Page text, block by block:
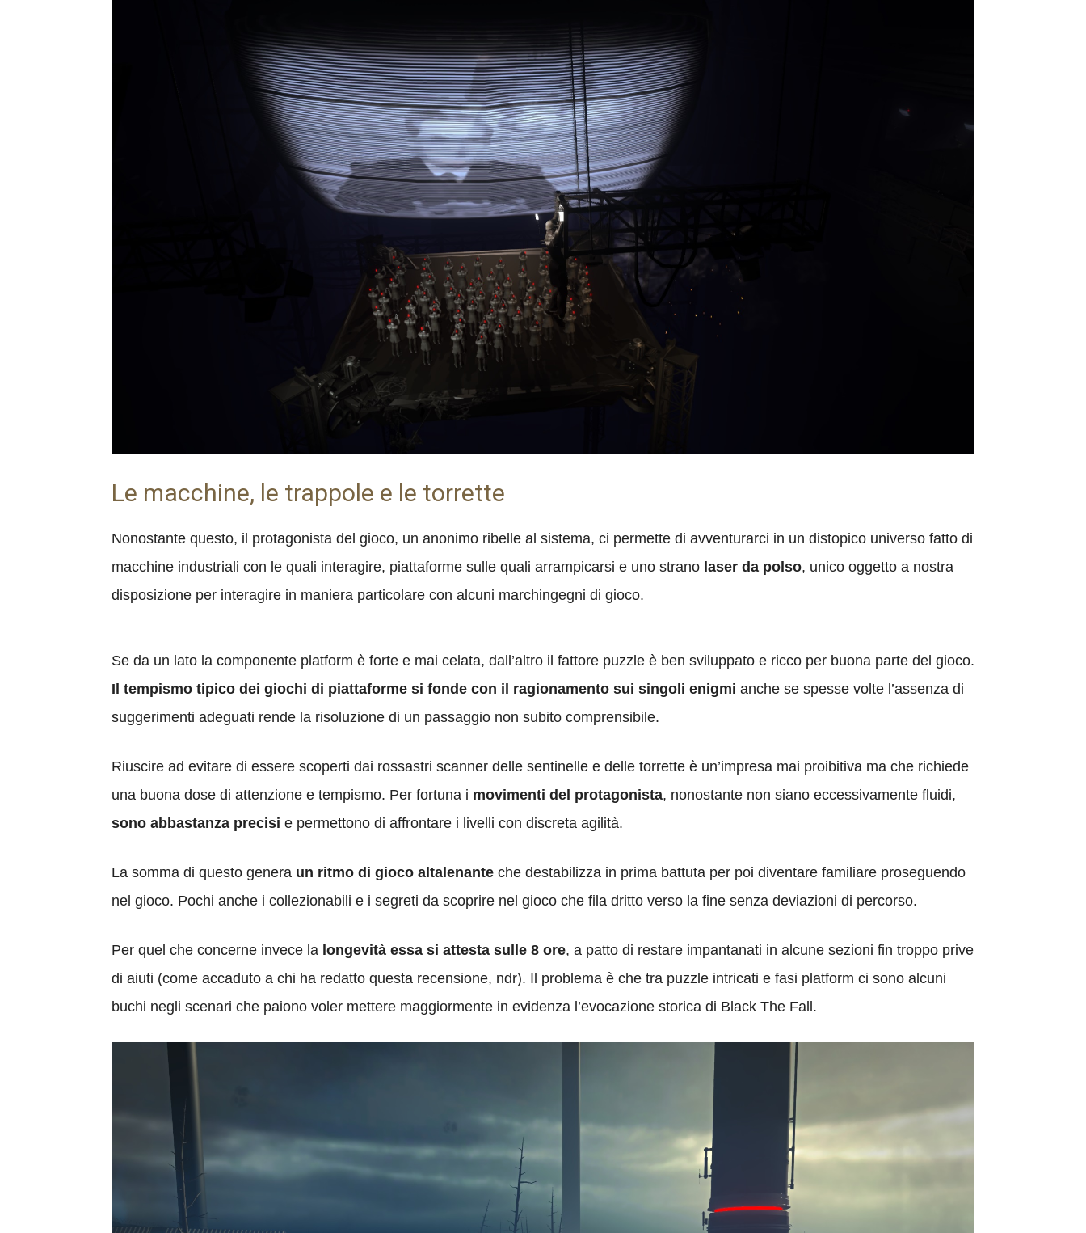
Le macchine, le trappole e le torrette
Nonostante questo, il protagonista del gioco, un anonimo ribelle al sistema, ci permette di avventurarci in un distopico universo fatto di
macchine industriali con le quali interagire, piattaforme sulle quali arrampicarsi e uno strano laser da polso, unico oggetto a nostra
disposizione per interagire in maniera particolare con alcuni marchingegni di gioco.
Se da un lato la componente platform è forte e mai celata, dall’altro il fattore puzzle è ben sviluppato e ricco per buona parte del gioco.
Il tempismo tipico dei giochi di piattaforme si fonde con il ragionamento sui singoli enigmi anche se spesse volte l’assenza di
suggerimenti adeguati rende la risoluzione di un passaggio non subito comprensibile.
Riuscire ad evitare di essere scoperti dai rossastri scanner delle sentinelle e delle torrette è un’impresa mai proibitiva ma che richiede
una buona dose di attenzione e tempismo. Per fortuna i movimenti del protagonista, nonostante non siano eccessivamente fluidi,
sono abbastanza precisi e permettono di affrontare i livelli con discreta agilità.
La somma di questo genera un ritmo di gioco altalenante che destabilizza in prima battuta per poi diventare familiare proseguendo
nel gioco. Pochi anche i collezionabili e i segreti da scoprire nel gioco che fila dritto verso la fine senza deviazioni di percorso.
Per quel che concerne invece la longevità essa si attesta sulle 8 ore, a patto di restare impantanati in alcune sezioni fin troppo prive
di aiuti (come accaduto a chi ha redatto questa recensione, ndr). Il problema è che tra puzzle intricati e fasi platform ci sono alcuni
buchi negli scenari che paiono voler mettere maggiormente in evidenza l’evocazione storica di Black The Fall.